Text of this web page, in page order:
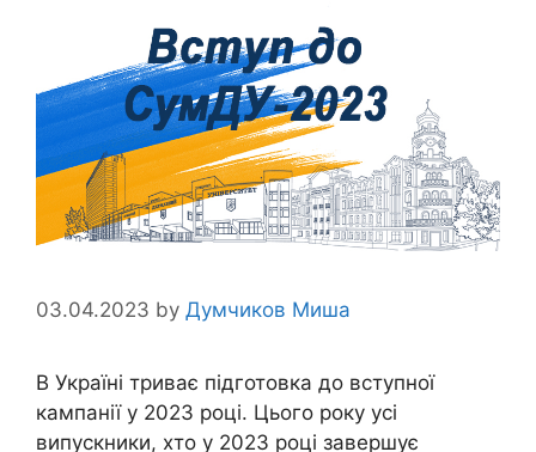
03.04.2023 by Думчиков Миша
В Україні триває підготовка до вступної
кампанії у 2023 році. Цього року усі
випускники, хто у 2023 році завершує